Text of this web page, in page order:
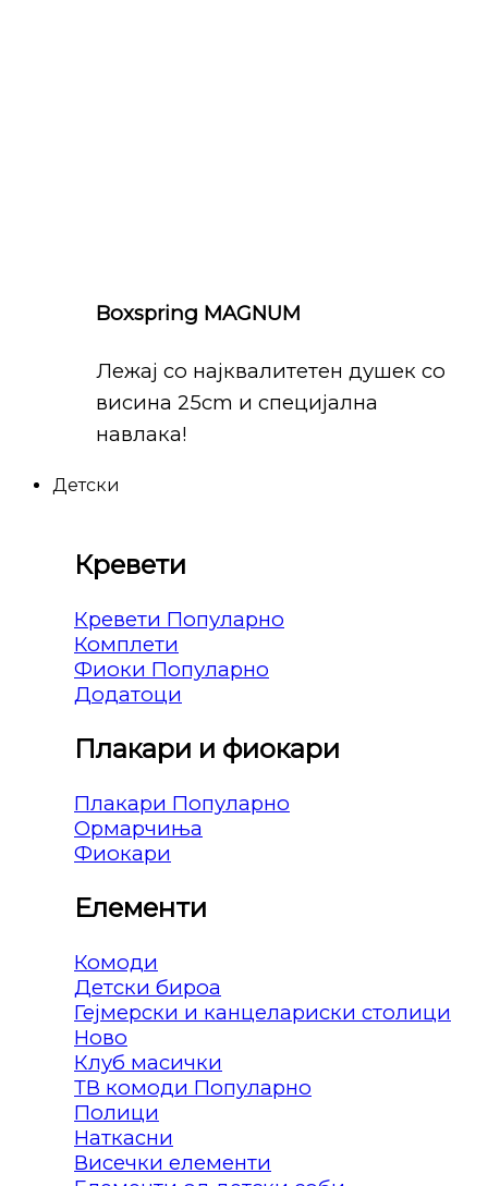
Boxspring MAGNUM
Лежај со најквалитетен душек со
висина 25cm и специјална
навлака!
Детски
Кревети
Кревети
Комплети
Фиоки
Додатоци
Плакари и фиокари
Плакари
Ормарчиња
Фиокари
Елементи
Комоди
Детски бироа
Гејмерски и канцелариски столици
Клуб масички
ТВ комоди
Полици
Наткасни
Висечки елементи